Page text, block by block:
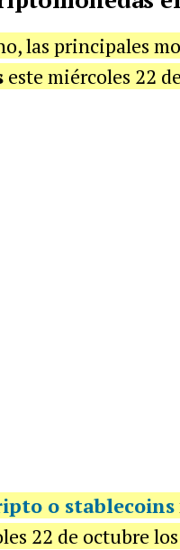
las principales
este miércoles 22
o stablecoins
22 de octubre